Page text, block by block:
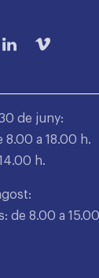
de juny:
8.00 a 18.00 h.
h.
de 8.00 a